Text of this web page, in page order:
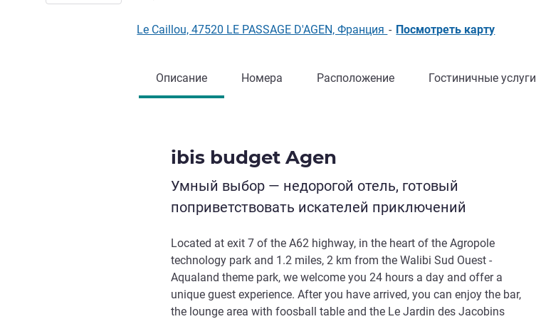
Le Caillou, 47520 LE PASSAGE D'AGEN, Франция - Посмотреть карту
Описание Номера Расположение Гостиничные услуги
ibis budget Agen
Умный выбор — недорогой отель, готовый
поприветствовать искателей приключений
Located at exit 7 of the A62 highway, in the heart of the Agropole
technology park and 1.2 miles, 2 km from the Walibi Sud Ouest -
Aqualand theme park, we welcome you 24 hours a day and offer a
unique guest experience. After you have arrived, you can enjoy the bar,
the lounge area with foosball table and the Le Jardin des Jacobins